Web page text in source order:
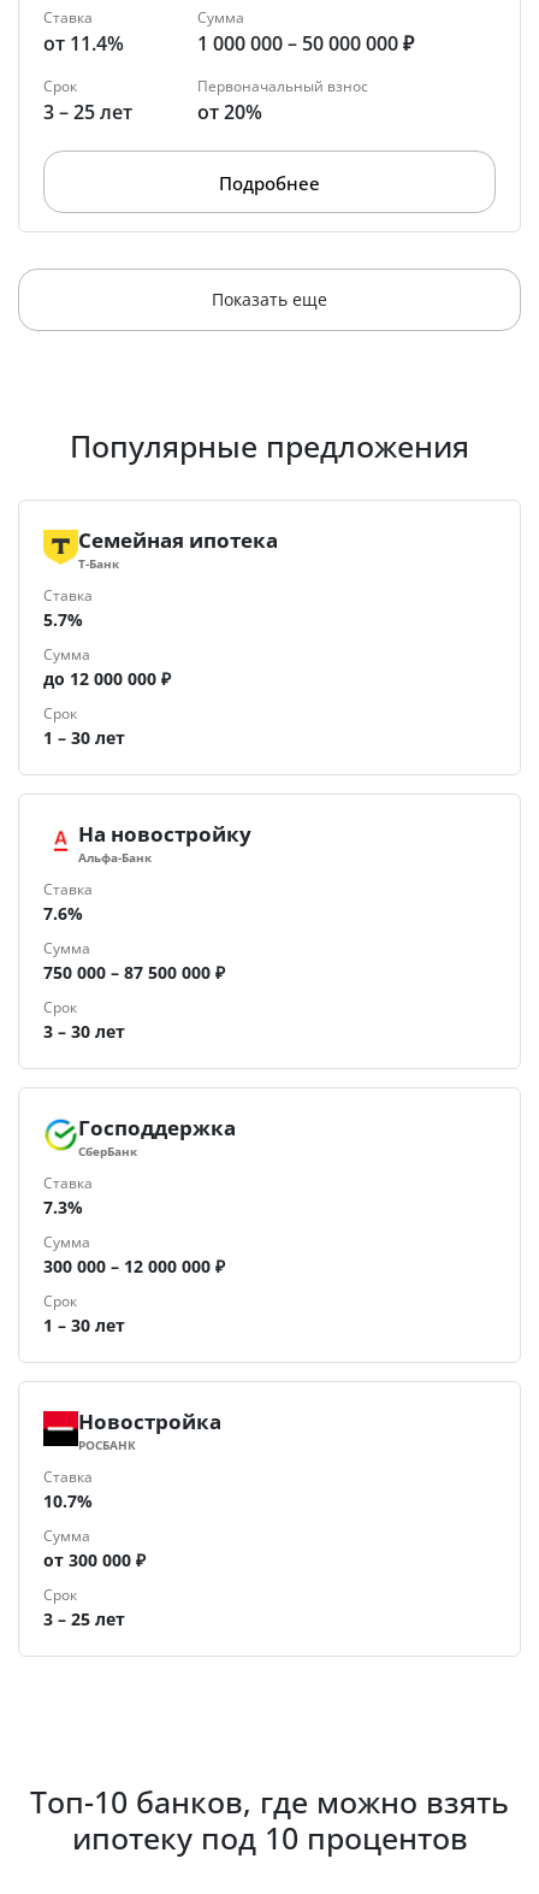
Ставка
от 11.4%
Сумма
1 000 000 – 50 000 000 ₽
Срок
3 – 25 лет
Первоначальный взнос
от 20%
Подробнее
Показать еще
Популярные предложения
Семейная ипотека
Т-Банк
Ставка
5.7%
Сумма
до 12 000 000 ₽
Срок
1 – 30 лет
На новостройку
Альфа-Банк
Ставка
7.6%
Сумма
750 000 – 87 500 000 ₽
Срок
3 – 30 лет
Господдержка
СберБанк
Ставка
7.3%
Сумма
300 000 – 12 000 000 ₽
Срок
1 – 30 лет
Новостройка
РОСБАНК
Ставка
10.7%
Сумма
от 300 000 ₽
Срок
3 – 25 лет
Топ-10 банков, где можно взять
ипотеку под 10 процентов